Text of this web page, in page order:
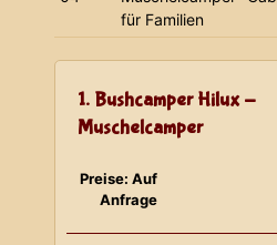
für Familien
1. Bushcamper Hilux -
Muschelcamper
Preise: Auf
Anfrage